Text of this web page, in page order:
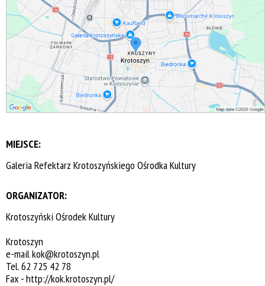
MIEJSCE:
Galeria Refektarz Krotoszyńskiego Ośrodka Kultury
ORGANIZATOR:
Krotoszyński Ośrodek Kultury
Krotoszyn
e-mailkok@krotoszyn.pl
Tel. 62 725 42 78
Fax -http://kok.krotoszyn.pl/